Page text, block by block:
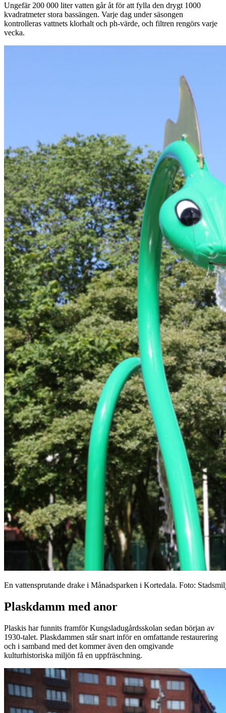
Ungefär 200 000 liter vatten går åt för att fylla den drygt 1000
kvadratmeter stora bassängen. Varje dag under säsongen
kontrolleras vattnets klorhalt och ph-värde, och filtren rengörs varje
vecka.
En vattensprutande drake i Månadsparken i Kortedala. Foto:
Plaskdamm med anor
Plaskis har funnits framför Kungsladugårdsskolan sedan början av
1930-talet. Plaskdammen står snart inför en omfattande restaurering
och i samband med det kommer även den omgivande
kulturhistoriska miljön få en uppfräschning.